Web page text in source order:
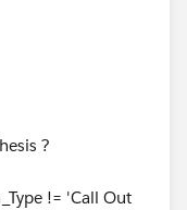
?
!= 'Call Out